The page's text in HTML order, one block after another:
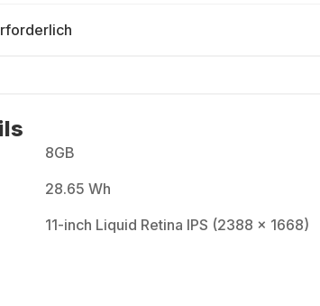
8GB
28.65 Wh
11-inch Liquid Retina IPS (2388 x 1668)